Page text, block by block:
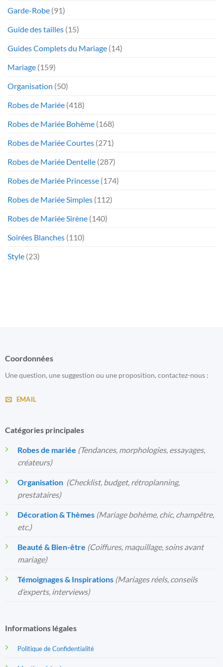
Garde-Robe (91)
Guide des tailles (15)
Guides Complets du Mariage (14)
Mariage (159)
Organisation (50)
Robes de Mariée (418)
Robes de Mariée Bohème (168)
Robes de Mariée Courtes (271)
Robes de Mariée Dentelle (287)
Robes de Mariée Princesse (174)
Robes de Mariée Simples (112)
Robes de Mariée Sirène (140)
Soirées Blanches (110)
Style (23)
Coordonnées
Une question, une suggestion ou une proposition, contactez-nous :
EMAIL
Catégories principales
Robes de mariée (Tendances, morphologies, essayages,
créateurs)
Organisation️ (Checklist, budget, rétroplanning,
prestataires)
Décoration & Thèmes (Mariage bohème, chic, champêtre,
etc.)
Beauté & Bien-être (Coiffures, maquillage, soins avant
mariage)
Témoignages & Inspirations (Mariages réels, conseils
d’experts, interviews)
Informations légales
Politique de Confidentialité